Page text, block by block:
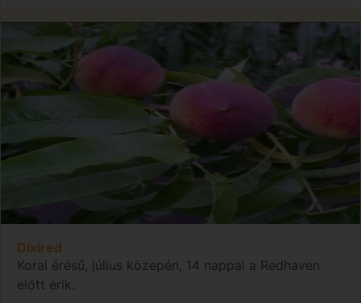
Dixired
Korai érésű, július közepén, 14 nappal a Redhaven
előtt érik.